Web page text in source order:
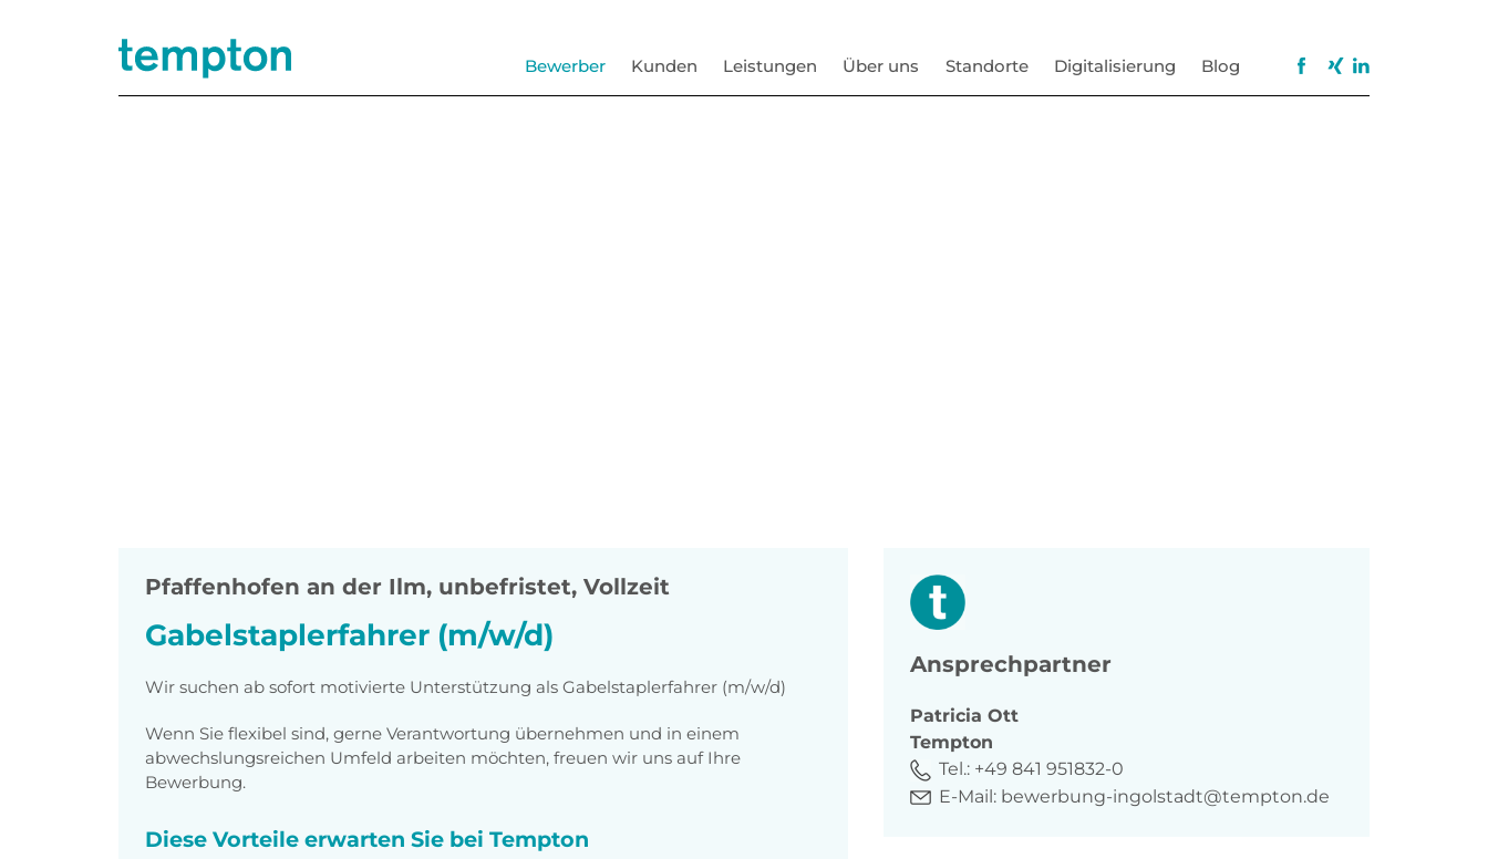
Bewerber Kunden Leistungen Über uns Standorte Digitalisierung Blog
Pfaffenhofen an der Ilm, unbefristet, Vollzeit
Gabelstaplerfahrer (m/w/d)
Wir suchen ab sofort motivierte Unterstützung als Gabelstaplerfahrer (m/w/d)
Wenn Sie flexibel sind, gerne Verantwortung übernehmen und in einem
abwechslungsreichen Umfeld arbeiten möchten, freuen wir uns auf Ihre
Bewerbung.
Diese Vorteile erwarten Sie bei Tempton
Ansprechpartner
Patricia Ott
Tempton
Tel.: +49 841 951832-0
E-Mail: bewerbung-ingolstadt@tempton.de